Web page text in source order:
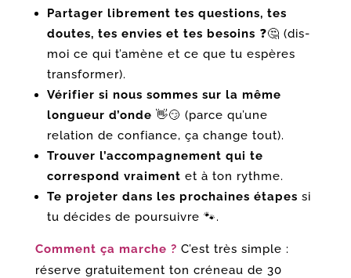
Partager librement tes questions, tes
doutes, tes envies et tes besoins ❓🤔 (dis-
moi ce qui t’amène et ce que tu espères
transformer).
Vérifier si nous sommes sur la même
longueur d’onde 👋😏 (parce qu’une
relation de confiance, ça change tout).
Trouver l’accompagnement qui te
correspond vraiment et à ton rythme.
Te projeter dans les prochaines étapes si
tu décides de poursuivre 🐾.
Comment ça marche ? C’est très simple :
réserve gratuitement ton créneau de 30